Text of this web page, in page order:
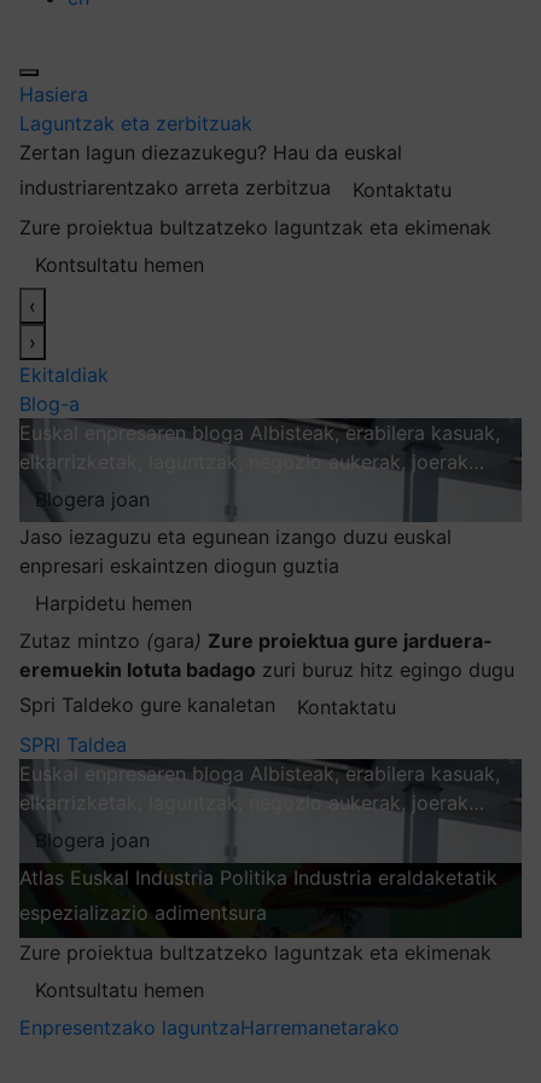
Hasiera
Laguntzak eta zerbitzuak
Zertan lagun diezazukegu? Hau da euskal
industriarentzako arreta zerbitzua
Kontaktatu
Zure proiektua bultzatzeko laguntzak eta ekimenak
Kontsultatu hemen
‹
›
Ekitaldiak
Blog-a
Euskal enpresaren bloga Albisteak, erabilera kasuak,
elkarrizketak, laguntzak, negozio aukerak, joerak…
Blogera joan
Jaso iezaguzu eta egunean izango duzu euskal
enpresari eskaintzen diogun guztia
Harpidetu hemen
Zutaz mintzo (gara) Zure proiektua gure jarduera-
eremuekin lotuta badago zuri buruz hitz egingo dugu
Spri Taldeko gure kanaletan
Kontaktatu
SPRI Taldea
Euskal enpresaren bloga Albisteak, erabilera kasuak,
elkarrizketak, laguntzak, negozio aukerak, joerak…
Blogera joan
Atlas Euskal Industria Politika Industria eraldaketatik
espezializazio adimentsura
Zure proiektua bultzatzeko laguntzak eta ekimenak
Kontsultatu hemen
Enpresentzako laguntzaHarremanetarako